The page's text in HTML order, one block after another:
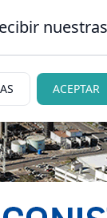
DE
ACEPTAR